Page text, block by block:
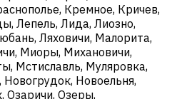
Кремное, Кричев,
Лепель, Лида, Лиозно,
Ляховичи, Малорита,
Миоры, Михановичи,
Мстиславль, Муляровка,
Новоельня,
Озаричи, Озеры,